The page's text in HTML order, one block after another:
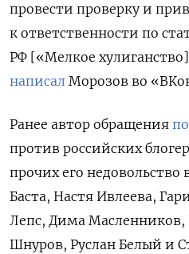
провести проверку и
к ответственности по
РФ [«Мелкое
написал Морозов во
Ранее автор обращения
против российских
прочих его недовольство
Баста, Настя Ивлеева,
Лепс, Дима Масленников,
Шнуров, Руслан Белый и